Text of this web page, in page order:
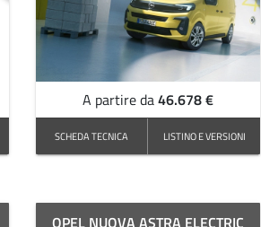
A partire da46.678 €
SCHEDA TECNICA LISTINO E VERSIONI
OPEL NUOVA ASTRA ELECTRIC